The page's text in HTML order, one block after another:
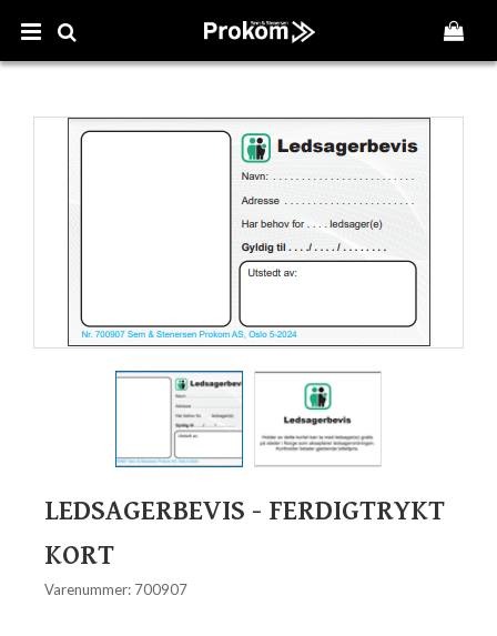
LEDSAGERBEVIS - FERDIGTRYKT
KORT
Varenummer: 700907